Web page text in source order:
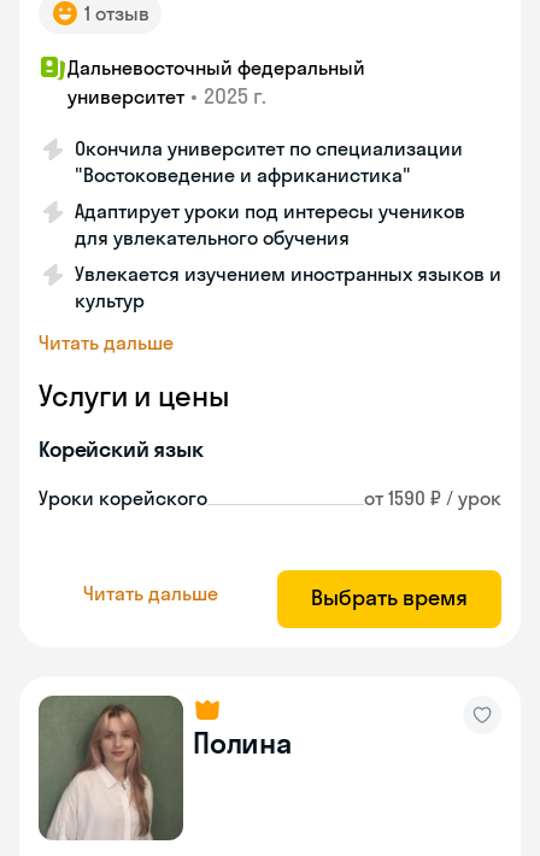
1 отзыв
Дальневосточный федеральный
университет • 2025 г.
Окончила университет по специализации
"Востоковедение и африканистика"
Адаптирует уроки под интересы учеников
для увлекательного обучения
Увлекается изучением иностранных языков и
культур
Читать дальше
Услуги и цены
Корейский язык
Уроки корейского от 1590 ₽ / урок
Читать дальше Выбрать время
Полина